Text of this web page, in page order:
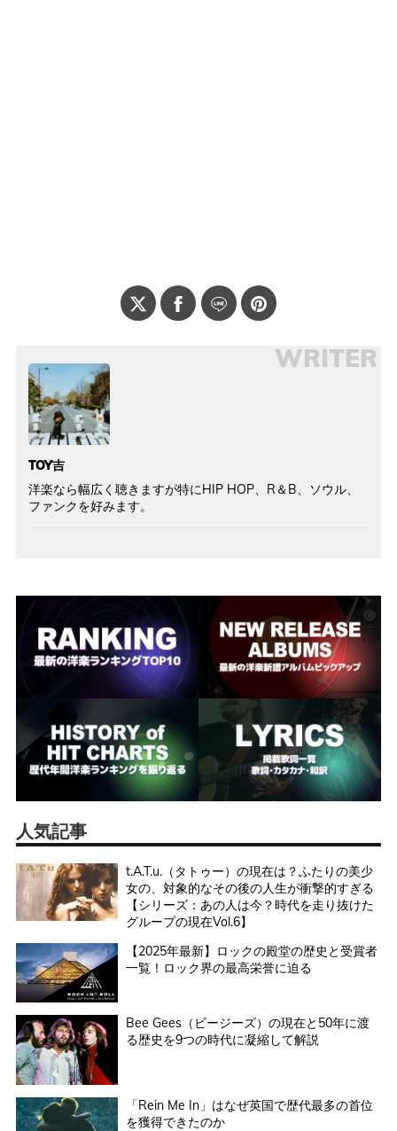
WRITER
TOY吉
洋楽なら幅広く聴きますが特にHIP HOP、R＆B、ソウル、
ファンクを好みます。
人気記事
t.A.T.u.（タトゥー）の現在は？ふたりの美少
女の、対象的なその後の人生が衝撃的すぎる
【シリーズ：あの人は今？時代を走り抜けた
グループの現在Vol.6】
【2025年最新】ロックの殿堂の歴史と受賞者
一覧！ロック界の最高栄誉に迫る
Bee Gees（ビージーズ）の現在と50年に渡
る歴史を9つの時代に凝縮して解説
「Rein Me In」はなぜ英国で歴代最多の首位
を獲得できたのか